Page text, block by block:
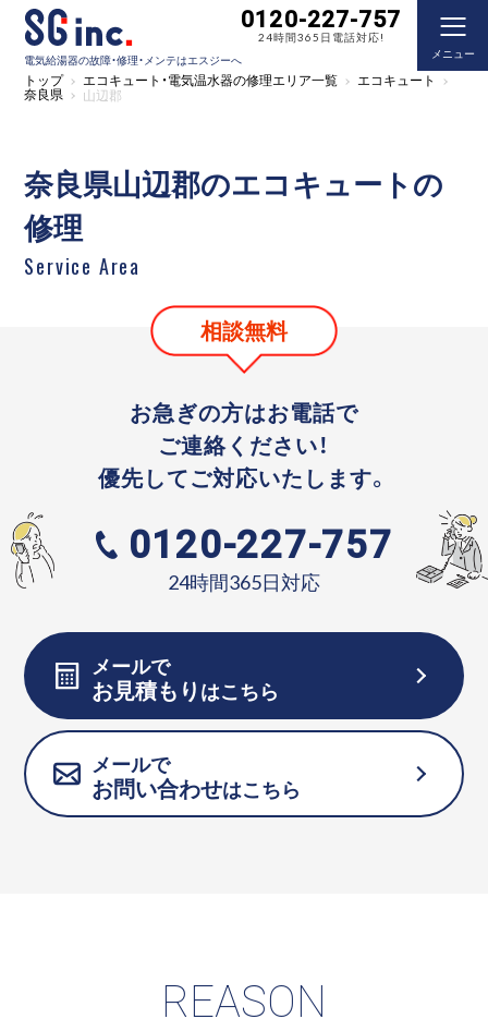
電気給湯器の故障・修理・メンテはエスジーへ
0120-227-757
24時間365日電話対応!
メニュー
トップ エコキュート・電気温水器の修理エリア一覧 エコキュート
奈良県 山辺郡
奈良県山辺郡のエコキュートの
修理
Service Area
相談無料
お急ぎの方はお電話で
ご連絡ください！
優先してご対応いたします。
0120-227-757
24時間365日対応
メールで
お見積もりはこちら
メールで
お問い合わせはこちら
REASON